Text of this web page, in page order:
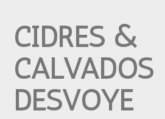
CIDRES &
CALVADOS
DESVOYE